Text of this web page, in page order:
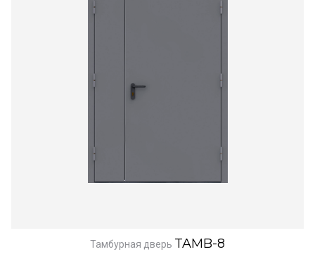
Тамбурная дверь TAMB-8